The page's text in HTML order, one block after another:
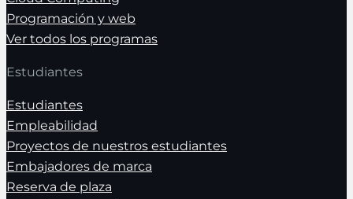
Programación y web
Ver todos los programas
Estudiantes
Estudiantes
Empleabilidad
Proyectos de nuestros estudiantes
Embajadores de marca
Reserva de plaza